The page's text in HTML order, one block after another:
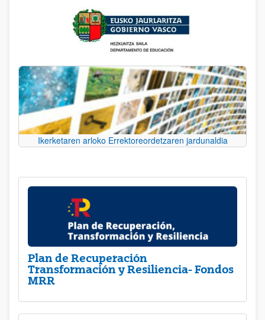
Ikerketaren arloko Errektoreordetzaren jardunaldia
Plan de Recuperación
Transformación y Resiliencia- Fondos
MRR